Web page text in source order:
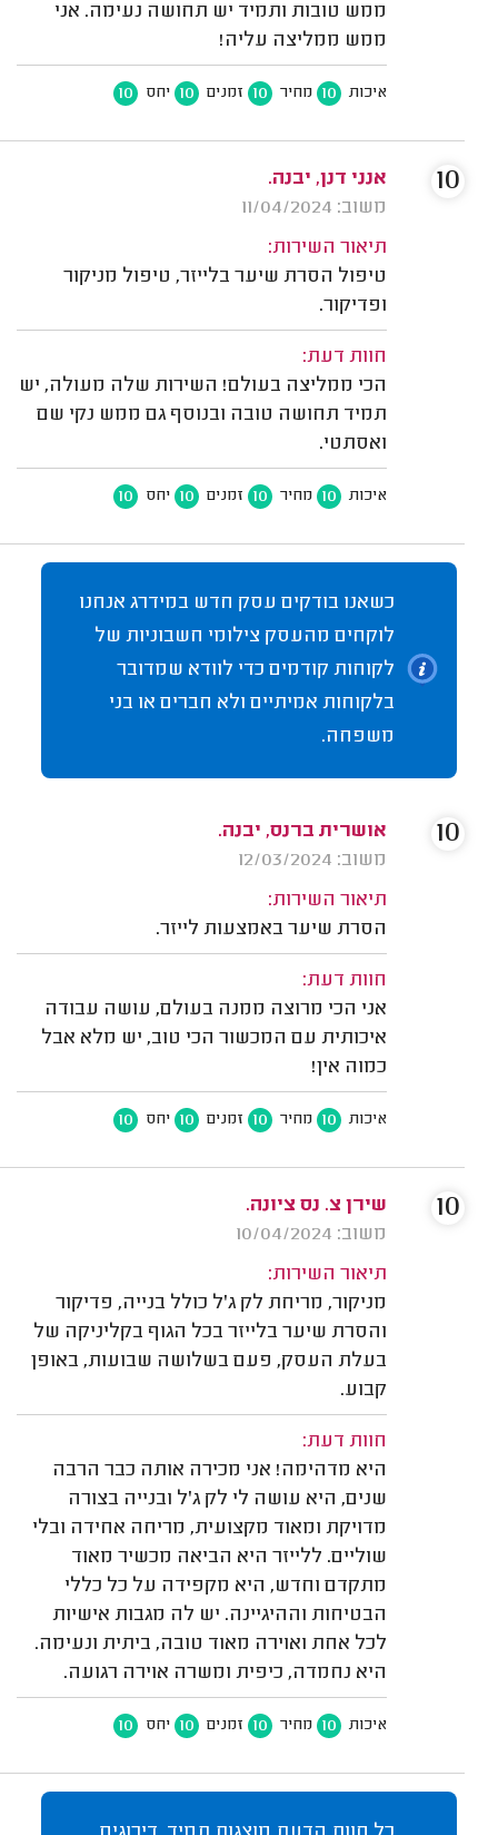
ממש טובות ותמיד יש תחושה נעימה. אני
ממש ממליצה עליה!
איכות 10 מחיר 10 זמנים 10 יחס 10
אנני דנן, יבנה.
משוב: 11/04/2024
תיאור השירות:
טיפול הסרת שיער בלייזר, טיפול מניקור
ופדיקור.
חוות דעת:
הכי ממליצה בעולם! השירות שלה מעולה, יש
תמיד תחושה טובה ובנוסף גם ממש נקי שם
ואסתטי.
איכות 10 מחיר 10 זמנים 10 יחס 10
10
כשאנו בודקים עסק חדש במידרג אנחנו
לוקחים מהעסק צילומי חשבוניות של
לקוחות קודמים כדי לוודא שמדובר
בלקוחות אמיתיים ולא חברים או בני
משפחה.
אושרית ברנס, יבנה.
משוב: 12/03/2024
תיאור השירות:
הסרת שיער באמצעות לייזר.
חוות דעת:
אני הכי מרוצה ממנה בעולם, עושה עבודה
איכותית עם המכשור הכי טוב, יש מלא אבל
כמוה אין!
איכות 10 מחיר 10 זמנים 10 יחס 10
10
שירן צ. נס ציונה.
משוב: 10/04/2024
תיאור השירות:
מניקור, מריחת לק ג'ל כולל בנייה, פדיקור
והסרת שיער בלייזר בכל הגוף בקליניקה של
בעלת העסק, פעם בשלושה שבועות, באופן
קבוע.
חוות דעת:
היא מדהימה! אני מכירה אותה כבר הרבה
שנים, היא עושה לי לק ג'ל ובנייה בצורה
מדויקת ומאוד מקצועית, מריחה אחידה ובלי
שוליים. ללייזר היא הביאה מכשיר מאוד
מתקדם וחדש, היא מקפידה על כל כללי
הבטיחות וההיגיינה. יש לה מגבות אישיות
לכל אחת ואוירה מאוד טובה, ביתית ונעימה.
היא נחמדה, כיפית ומשרה אוירה רגועה.
איכות 10 מחיר 10 זמנים 10 יחס 10
10